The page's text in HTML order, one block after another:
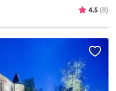
4.5 (8)